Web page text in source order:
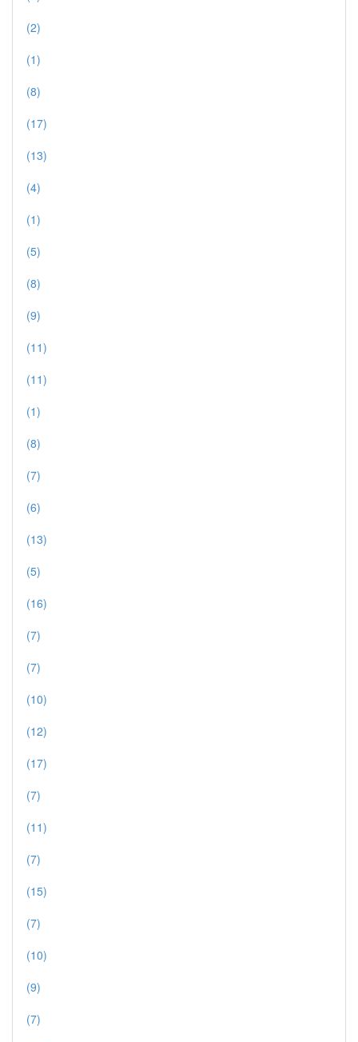
(2)
(1)
(8)
(17)
(13)
(4)
(1)
(5)
(8)
(9)
(11)
(11)
(1)
(8)
(7)
(6)
(13)
(5)
(16)
(7)
(7)
(10)
(12)
(17)
(7)
(11)
(7)
(15)
(7)
(10)
(9)
(7)